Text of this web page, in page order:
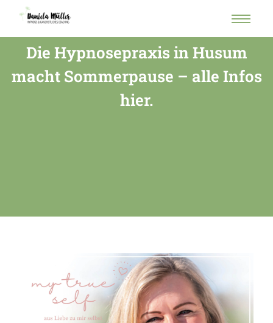
Die Hypnosepraxis in Husum
macht Sommerpause – alle Infos
hier.